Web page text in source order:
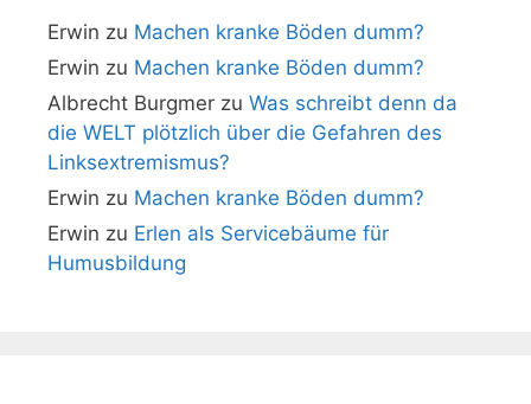
Erwin zu Machen kranke Böden dumm?
Erwin zu Machen kranke Böden dumm?
Albrecht Burgmer zu Was schreibt denn da
die WELT plötzlich über die Gefahren des
Linksextremismus?
Erwin zu Machen kranke Böden dumm?
Erwin zu Erlen als Servicebäume für
Humusbildung